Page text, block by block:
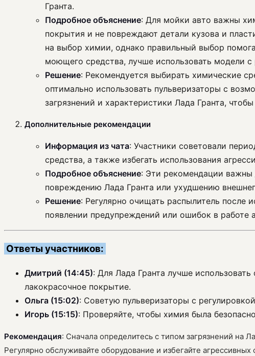
Гранта.
Подробное объяснение: Для мойки авто важны
покрытия и не повреждают детали кузова и
на выбор химии, однако правильный выбор
моющего средства, лучше использовать модели
Решение: Рекомендуется выбирать химические
оптимально использовать пульверизаторы с
загрязнений и характеристики Лада Гранта,
Дополнительные рекомендации
Информация из чата: Участники советовали
средства, а также избегать использования
Подробное объяснение: Эти рекомендации
повреждению Лада Гранта или ухудшению
Решение: Регулярно очищать распылитель после
появлении предупреждений или ошибок в работе
Ответы участников:
Дмитрий (14:45): Для Лада Гранта лучше
лакокрасочное покрытие.
Ольга (15:02): Советую пульверизаторы с
Игорь (15:15): Проверяйте, чтобы химия была
Рекомендация: Сначала определитесь с типом загрязнений на
Регулярно обслуживайте оборудование и избегайте